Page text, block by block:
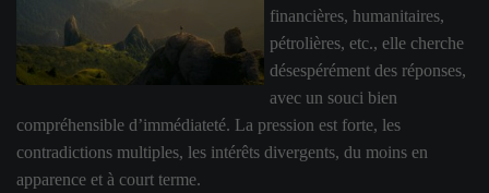
financières, humanitaires,
pétrolières, etc., elle cherche
désespérément des réponses,
avec un souci bien
compréhensible d’immédiateté. La pression est forte, les
contradictions multiples, les intérêts divergents, du moins en
apparence et à court terme.